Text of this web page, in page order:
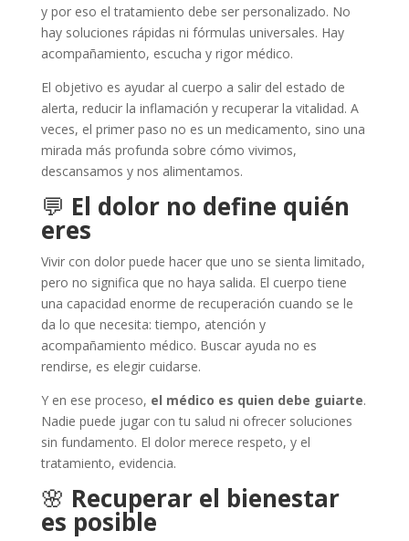
y por eso el tratamiento debe ser personalizado. No
hay soluciones rápidas ni fórmulas universales. Hay
acompañamiento, escucha y rigor médico.
El objetivo es ayudar al cuerpo a salir del estado de
alerta, reducir la inflamación y recuperar la vitalidad. A
veces, el primer paso no es un medicamento, sino una
mirada más profunda sobre cómo vivimos,
descansamos y nos alimentamos.
💬 El dolor no define quién
eres
Vivir con dolor puede hacer que uno se sienta limitado,
pero no significa que no haya salida. El cuerpo tiene
una capacidad enorme de recuperación cuando se le
da lo que necesita: tiempo, atención y
acompañamiento médico. Buscar ayuda no es
rendirse, es elegir cuidarse.
Y en ese proceso, el médico es quien debe guiarte.
Nadie puede jugar con tu salud ni ofrecer soluciones
sin fundamento. El dolor merece respeto, y el
tratamiento, evidencia.
🌸 Recuperar el bienestar
es posible